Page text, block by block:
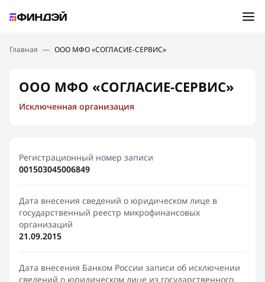
Подбор займа
Новости
Финансовое просвещение
Главная — ООО МФО «СОГЛАСИЕ-СЕРВИС»
ООО МФО «СОГЛАСИЕ-СЕРВИС»
Исключенная организация
Регистрационный номер записи
001503045006849
Дата внесения сведений о юридическом лице в
государственный реестр микрофинансовых
организаций
21.09.2015
Дата внесения Банком России записи об исключении
сведений о юридическом лице из государственного
Ошибка:Контактная форма не найдена.
Спасибо, что написали нам
Мы свяжемся с Вами в ближайшее время и сообщим
результат
Отправить новый запрос